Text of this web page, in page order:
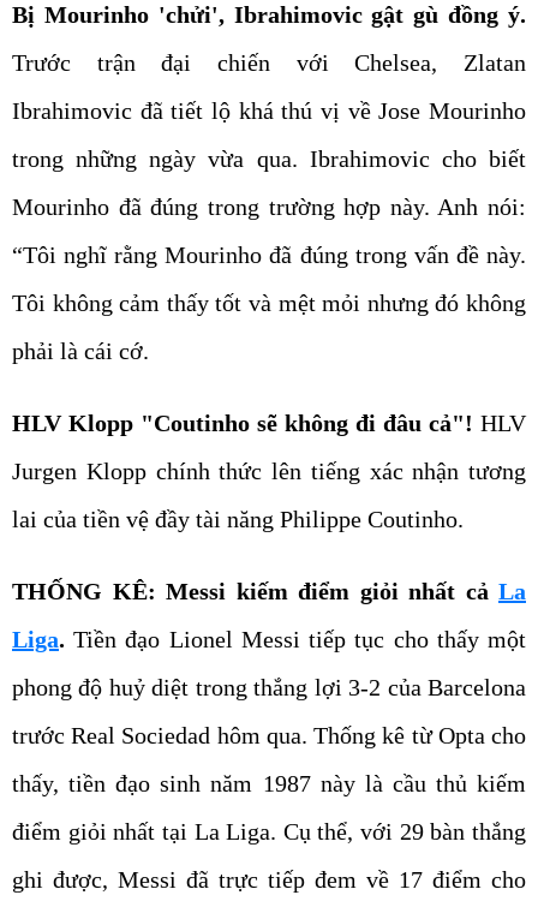
Bị Mourinho 'chửi', Ibrahimovic gật gù đồng ý.
Trước trận đại chiến với Chelsea, Zlatan
Ibrahimovic đã tiết lộ khá thú vị về Jose Mourinho
trong những ngày vừa qua. Ibrahimovic cho biết
Mourinho đã đúng trong trường hợp này. Anh nói:
“Tôi nghĩ rằng Mourinho đã đúng trong vấn đề này.
Tôi không cảm thấy tốt và mệt mỏi nhưng đó không
phải là cái cớ.
HLV Klopp "Coutinho sẽ không đi đâu cả"! HLV
Jurgen Klopp chính thức lên tiếng xác nhận tương
lai của tiền vệ đầy tài năng Philippe Coutinho.
THỐNG KÊ: Messi kiếm điểm giỏi nhất cả La
Liga. Tiền đạo Lionel Messi tiếp tục cho thấy một
phong độ huỷ diệt trong thắng lợi 3-2 của Barcelona
trước Real Sociedad hôm qua. Thống kê từ Opta cho
thấy, tiền đạo sinh năm 1987 này là cầu thủ kiếm
điểm giỏi nhất tại La Liga. Cụ thể, với 29 bàn thắng
ghi được, Messi đã trực tiếp đem về 17 điểm cho